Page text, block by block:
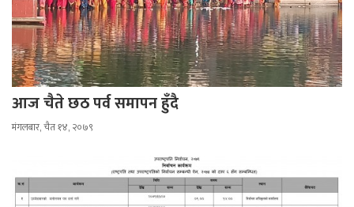
आज चैते छठ पर्व समापन हुँदै
मंगलबार, चैत १४, २०७९